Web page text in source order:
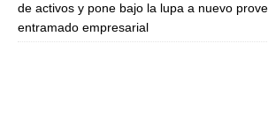
de activos y pone bajo la lupa a nuevo
entramado empresarial